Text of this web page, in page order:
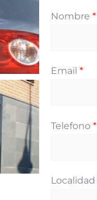
Nombre *
Email *
Telefono *
Localidad